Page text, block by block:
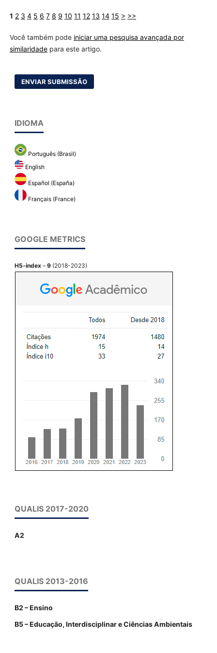
1 2 3 4 5 6 7 8 9 10 11 12 13 14 15 > >>
Você também pode iniciar uma pesquisa avançada por
similaridadepara este artigo.
ENVIAR SUBMISSÃO
IDIOMA
Português (Brasil)
English
Español (España)
Français (France)
GOOGLE METRICS
H5-index – 9 (2018-2023)
QUALIS 2017-2020
A2
QUALIS 2013-2016
B2 – Ensino
B5 – Educação, Interdisciplinar e Ciências Ambientais